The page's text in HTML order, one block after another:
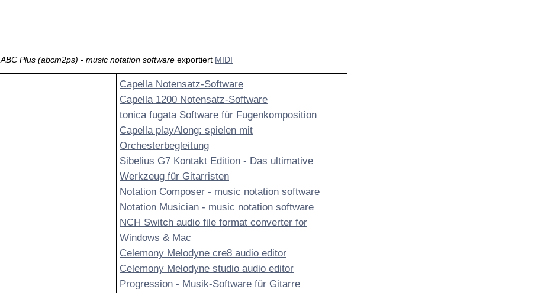
ABC Plus (abcm2ps) - music notation software exportiert MIDI
Capella Notensatz-Software
Capella 1200 Notensatz-Software
tonica fugata Software für Fugenkomposition
Capella playAlong: spielen mit
Orchesterbegleitung
Sibelius G7 Kontakt Edition - Das ultimative
Werkzeug für Gitarristen
Notation Composer - music notation software
Notation Musician - music notation software
NCH Switch audio file format converter for
Windows & Mac
Celemony Melodyne cre8 audio editor
Celemony Melodyne studio audio editor
Progression - Musik-Software für Gitarre